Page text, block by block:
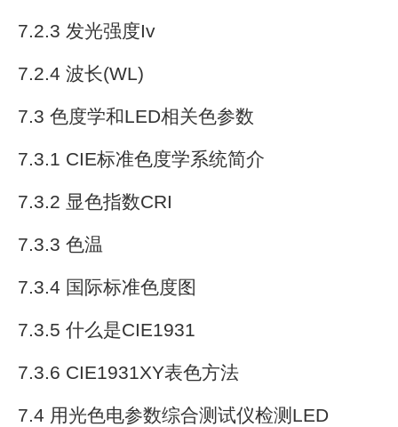
7.2.3 发光强度Iv
7.2.4 波长(WL)
7.3 色度学和LED相关色参数
7.3.1 CIE标准色度学系统简介
7.3.2 显色指数CRI
7.3.3 色温
7.3.4 国际标准色度图
7.3.5 什么是CIE1931
7.3.6 CIE1931XY表色方法
7.4 用光色电参数综合测试仪检测LED